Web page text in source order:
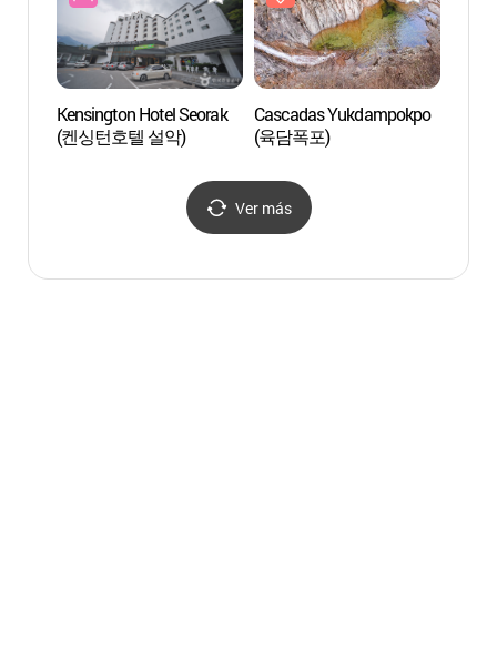
Kensington Hotel Seorak
(켄싱턴호텔 설악)
Cascadas Yukdampokpo
(육담폭포)
Ver más